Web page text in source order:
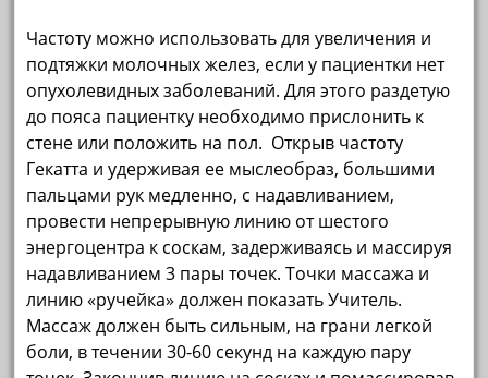
Частоту можно использовать для увеличения и
подтяжки молочных желез, если у пациентки нет
опухолевидных заболеваний. Для этого раздетую
до пояса пациентку необходимо прислонить к
стене или положить на пол. Открыв частоту
Гекатта и удерживая ее мыслеобраз, большими
пальцами рук медленно, с надавливанием,
провести непрерывную линию от шестого
энергоцентра к соскам, задерживаясь и массируя
надавливанием 3 пары точек. Точки массажа и
линию «ручейка» должен показать Учитель.
Массаж должен быть сильным, на грани легкой
боли, в течении 30-60 секунд на каждую пару